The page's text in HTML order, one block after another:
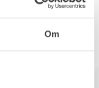
Om
tilbud til